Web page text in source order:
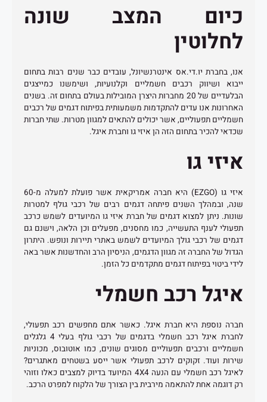
כיום המצב שונה
לחלוטין
אנו, בחברת יו.די.אס אינטרנשיונל, עובדים כבר שנים רבות בתחום
ייבוא ושיווק רכבים חשמליים וקלנועיות, ושימשנו כמייצגים
הבלעדיים של 20 מחברות היצרן המובילות בעולם בתחום זה. בשנים
האחרונות אנו עדים להתקדמות משמעותית בפיתוח דגמים של רכבים
חשמליים תפעוליים, אשר יכולים להתאים למגוון מטרות. שתי חברות
שכדאי להכיר בתחום הזה הן איזי גו וחברת איגל.
איזי גו
איזי גו (EZGO) היא חברה אמריקאית אשר פועלת למעלה מ-60
שנה, ובמהלך השנים פיתחה דגמים רבים של רכבי גולף למטרות
שונות. ניתן למצוא דגמים של חברת איזי גו המיועדים לשמש כרכב
תפעולי לענף התעשייה, כמו מחסנים, מפעלים וכן הלאה, וישנם גם
דגמים של רכבי גולך המיועדים לשמש באתרי תיירות ונופש. היתרון
הגדול של החברה זה מגוון הדגמים, הניסיון הרב והחדשנות אשר באה
לידי ביטוי בפיתוח דגמים מתקדמים כל הזמן.
איגל רכב חשמלי
חברה נוספת היא חברת איגל. כאשר אתם מחפשים רכב תפעולי,
לחברת איגל רכב חשמלי בדגמים של רכבי גולף בעלי 4 גלגלים
חשמליים ורכבים תפעוליים מסוגים שונים, כמו אוטובוס, מכוניות
שירות ועוד. זקוקים לרכב תפעולי אשר ייסע בשטחים מאתגרים?
לאיגל רכב חשמלי עם הנעה 4X4 המיועד בדיוק למצבים כאלו וזוהי
רק דוגמה אחת להתאמה מירבית בין הצורך של הלקוח למפרט הרכב.